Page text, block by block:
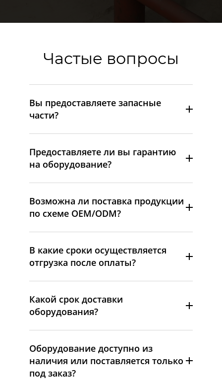
Частые вопросы
Вы предоставляете запасные
части?
Предоставляете ли вы гарантию
на оборудование?
Возможна ли поставка продукции
по схеме OEM/ODM?
В какие сроки осуществляется
отгрузка после оплаты?
Какой срок доставки
оборудования?
Оборудование доступно из
наличия или поставляется только
под заказ?